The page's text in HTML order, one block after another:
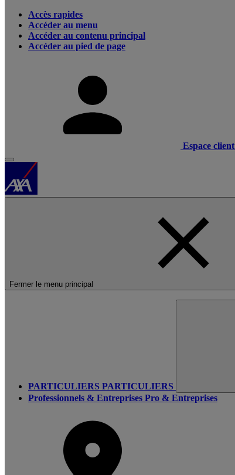
Accès rapides
Accéder au menu
Accéder au contenu principal
Accéder au pied de page
Espace client
Fermer le menu principal
PARTICULIERS PARTICULIERS
Professionnels & Entreprises Pro & Entreprises